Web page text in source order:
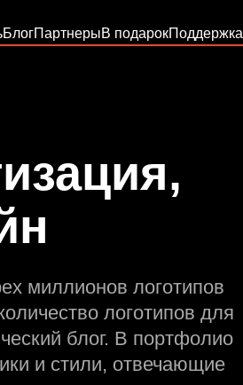
БлогПартнерыВ подарокПоддержка
миллионов логотипов
логотипов для
блог. В портфолио
и стили, отвечающие